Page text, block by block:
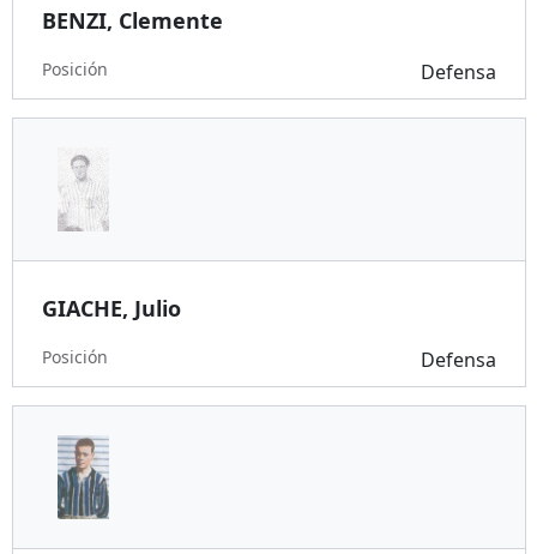
BENZI, Clemente
Posición Defensa
GIACHE, Julio
Posición Defensa